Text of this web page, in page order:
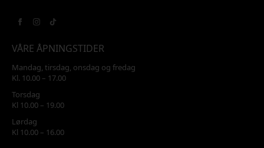
VÅRE ÅPNINGSTIDER
Mandag, tirsdag, onsdag og fredag
Kl. 10.00 – 17.00
Torsdag
Kl 10.00 – 19.00
Lørdag
Kl 10.00 – 16.00